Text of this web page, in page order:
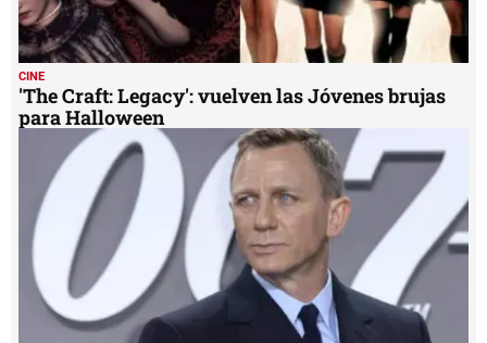
CINE
'The Craft: Legacy': vuelven las Jóvenes brujas
para Halloween